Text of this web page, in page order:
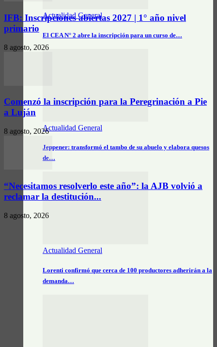
Actualidad General
El CEA N° 2 abre la inscripción para un curso de…
Actualidad General
Jeppener: transformó el tambo de su abuelo y elabora quesos
de…
Actualidad General
Lorenti confirmó que cerca de 100 productores adherirán a la
demanda…
IFB: Inscripciones abiertas 2027 | 1° año nivel
primario
8 agosto, 2026
Comenzó la inscripción para la Peregrinación a Pie
a Luján
8 agosto, 2026
“Necesitamos resolverlo este año”: la AJB volvió a
reclamar la destitución...
8 agosto, 2026